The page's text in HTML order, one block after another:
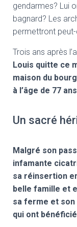
gendarmes? Lui
bagnard? Les
permettront
Trois ans après
Louis quitte ce
maison du
à l’âge de 77
Un sacré
Malgré son
infamante
sa réinsertion
belle famille et
sa ferme et son
qui ont